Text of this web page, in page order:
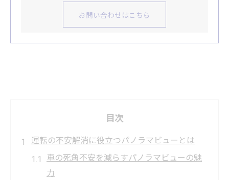
お問い合わせはこちら
目次
運転の不安解消に役立つパノラマビューとは
車の死角不安を減らすパノラマビューの魅
力